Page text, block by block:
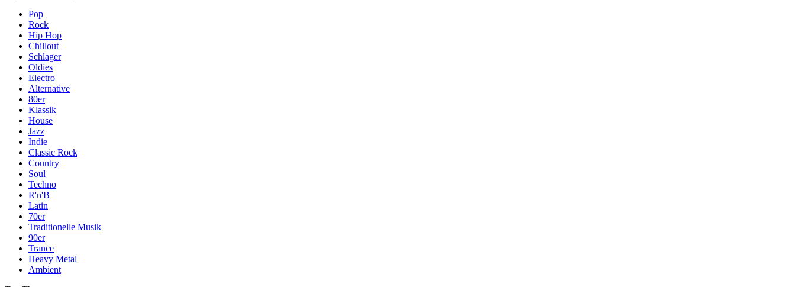
Pop
Rock
Hip Hop
Chillout
Schlager
Oldies
Electro
Alternative
80er
Klassik
House
Jazz
Indie
Classic Rock
Country
Soul
Techno
R'n'B
Latin
70er
Traditionelle Musik
90er
Trance
Heavy Metal
Ambient